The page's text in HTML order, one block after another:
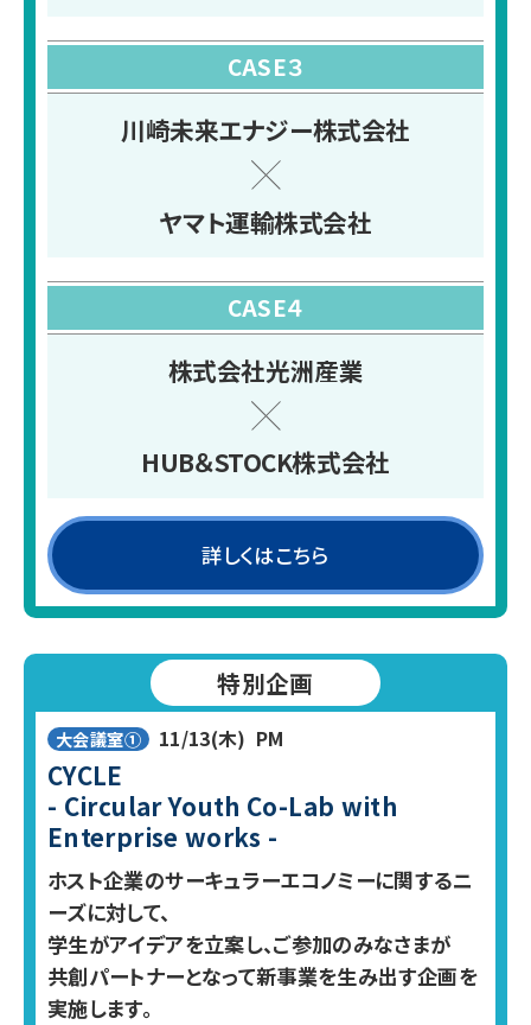
CASE３
川崎未来エナジー株式会社
ヤマト運輸株式会社
CASE４
株式会社光洲産業
HUB＆STOCK株式会社
詳しくはこちら
特別企画
大会議室① 11/13(木) PM
CYCLE
- Circular Youth Co-Lab with
Enterprise works -
ホスト企業のサーキュラーエコノミーに関するニ
ーズに対して、
学生がアイデアを立案し、ご参加のみなさまが
共創パートナーとなって新事業を生み出す企画を
実施します。